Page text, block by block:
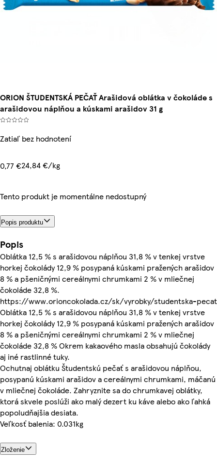
ORION ŠTUDENTSKÁ PEČAŤ Arašidová oblátka v čokoláde s
arašidovou náplňou a kúskami arašidov 31 g
Zatiaľ bez hodnotení
0,77 €24,84 €/kg
Tento produkt je momentálne nedostupný
Popis produktu
Popis
Oblátka 12,5 % s arašidovou náplňou 31,8 % v tenkej vrstve
horkej čokolády 12,9 % posypaná kúskami pražených arašidov
8 % a pšeničnými cereálnymi chrumkami 2 % v mliečnej
čokoláde 32,8 %.
https://www.orioncokolada.cz/sk/vyrobky/studentska-pecat
Oblátka 12,5 % s arašidovou náplňou 31,8 % v tenkej vrstve
horkej čokolády 12,9 % posypaná kúskami pražených arašidov
8 % a pšeničnými cereálnymi chrumkami 2 % v mliečnej
čokoláde 32,8 % Okrem kakaového masla obsahujú čokolády
aj iné rastlinné tuky.
Ochutnaj oblátku Študentskú pečať s arašidovou náplňou,
posypanú kúskami arašidov a cereálnymi chrumkami, máčanú
v mliečnej čokoláde. Zahryznite sa do chrumkavej oblátky,
ktorá skvele poslúži ako malý dezert ku káve alebo ako ľahká
popoludňajšia desiata.
Veľkosť balenia: 0.031kg
Zloženie